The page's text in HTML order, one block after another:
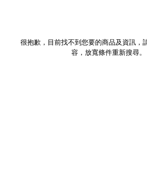
很抱歉，目前找不到您要的商品及資訊，
容，放寬條件重新搜尋。